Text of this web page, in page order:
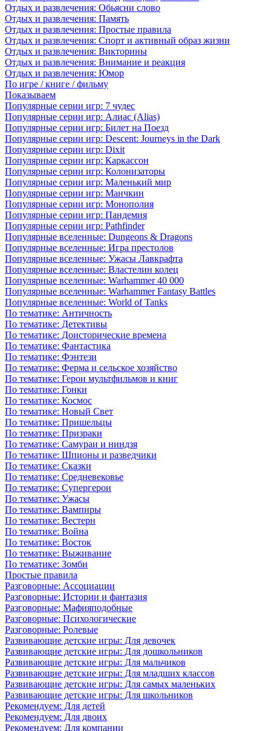
Отдых и развлечения: Обьясни слово
Отдых и развлечения: Память
Отдых и развлечения: Простые правила
Отдых и развлечения: Спорт и активный образ жизни
Отдых и развлечения: Викторины
Отдых и развлечения: Внимание и реакция
Отдых и развлечения: Юмор
По игре / книге / фильму
Показываем
Популярные серии игр: 7 чудес
Популярные серии игр: Алиас (Alias)
Популярные серии игр: Билет на Поезд
Популярные серии игр: Descent: Journeys in the Dark
Популярные серии игр: Dixit
Популярные серии игр: Каркассон
Популярные серии игр: Колонизаторы
Популярные серии игр: Маленький мир
Популярные серии игр: Манчкин
Популярные серии игр: Монополия
Популярные серии игр: Пандемия
Популярные серии игр: Pathfinder
Популярные вселенные: Dungeons & Dragons
Популярные вселенные: Игра престолов
Популярные вселенные: Ужасы Лавкрафта
Популярные вселенные: Властелин колец
Популярные вселенные: Warhammer 40 000
Популярные вселенные: Warhammer Fantasy Battles
Популярные вселенные: World of Tanks
По тематике: Античность
По тематике: Детективы
По тематике: Доисторические времена
По тематике: Фантастика
По тематике: Фэнтези
По тематике: Ферма и сельское хозяйство
По тематике: Герои мультфильмов и книг
По тематике: Гонки
По тематике: Космос
По тематике: Новый Свет
По тематике: Пришельцы
По тематике: Призраки
По тематике: Самураи и ниндзя
По тематике: Шпионы и разведчики
По тематике: Сказки
По тематике: Средневековье
По тематике: Супергерои
По тематике: Ужасы
По тематике: Вампиры
По тематике: Вестерн
По тематике: Война
По тематике: Восток
По тематике: Выживание
По тематике: Зомби
Простые правила
Разговорные: Ассоциации
Разговорные: Истории и фантазия
Разговорные: Мафияподобные
Разговорные: Психологические
Разговорные: Ролевые
Развивающие детские игры: Для девочек
Развивающие детские игры: Для дошкольников
Развивающие детские игры: Для мальчиков
Развивающие детские игры: Для младших классов
Развивающие детские игры: Для самых маленьких
Развивающие детские игры: Для школьников
Рекомендуем: Для детей
Рекомендуем: Для двоих
Рекомендуем: Для компании